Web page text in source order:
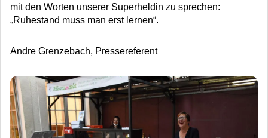
mit den Worten unserer Superheldin zu sprechen:
„Ruhestand muss man erst lernen“.
Andre Grenzebach, Pressereferent